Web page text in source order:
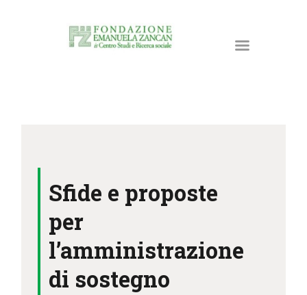
ATTIVITÀ E PROGETTI
PUBBLICAZIONI
RISORSE
NEWS
DONA ORA
Sfide e proposte
per
l’amministrazione
di sostegno